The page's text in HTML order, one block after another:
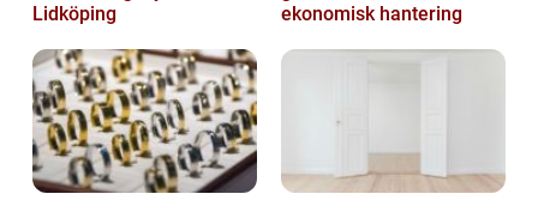
Lidköping
ekonomisk hantering